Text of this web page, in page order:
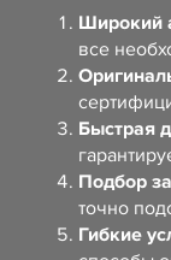
Широкий
все
Быстрая
Подбор
точно
Гибкие